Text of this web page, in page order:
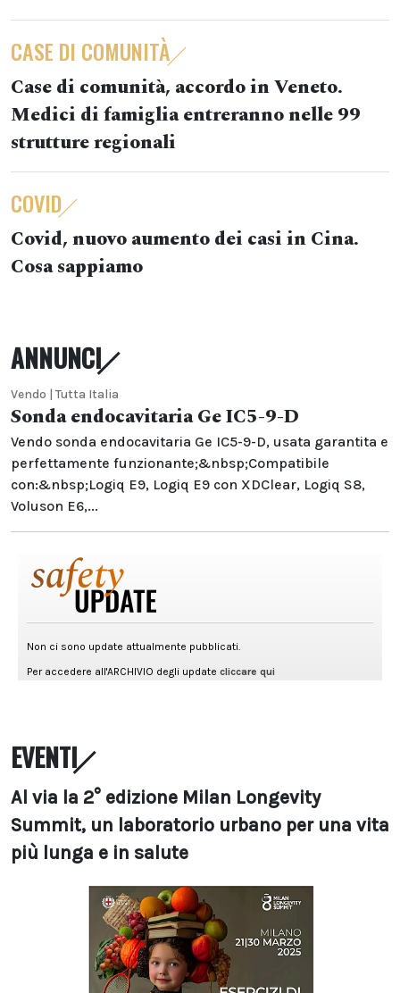
CASE DI COMUNITÀ
Case di comunità, accordo in Veneto.
Medici di famiglia entreranno nelle 99
strutture regionali
COVID
Covid, nuovo aumento dei casi in Cina.
Cosa sappiamo
ANNUNCI
Vendo | Tutta Italia
Sonda endocavitaria Ge IC5-9-D
Vendo sonda endocavitaria Ge IC5-9-D, usata garantita e
perfettamente funzionante;&nbsp;Compatibile
con:&nbsp;Logiq E9, Logiq E9 con XDClear, Logiq S8,
Voluson E6,...
EVENTI
Al via la 2° edizione Milan Longevity
Summit, un laboratorio urbano per una vita
più lunga e in salute